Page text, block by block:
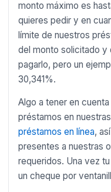
monto máximo es
quieres pedir y en
límite de nuestros
del monto solicitado y
pagarlo, pero un
30,341%.
Algo a tener en
préstamos en
préstamos en línea,
presentes a nuestras
requeridos. Una vez
un cheque por